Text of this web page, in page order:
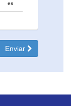
es
Enviar